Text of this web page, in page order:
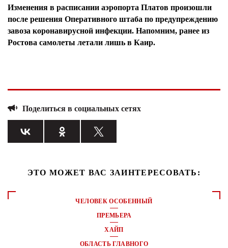
Изменения в расписании аэропорта Платов произошли
после решения Оперативного штаба по предупреждению
завоза коронавирусной инфекции. Напомним, ранее из
Ростова самолеты летали лишь в Каир.
Поделиться в социальных сетях
ЭТО МОЖЕТ ВАС ЗАИНТЕРЕСОВАТЬ:
ЧЕЛОВЕК ОСОБЕННЫЙ
ПРЕМЬЕРА
ХАЙП
ОБЛАСТЬ ГЛАВНОГО